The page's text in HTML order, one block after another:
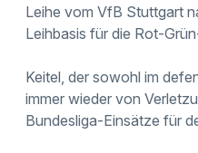
Leihe vom VfB Stuttgart
Leihbasis für die Rot-
Keitel, der sowohl im
immer wieder von
Bundesliga-Einsätze für